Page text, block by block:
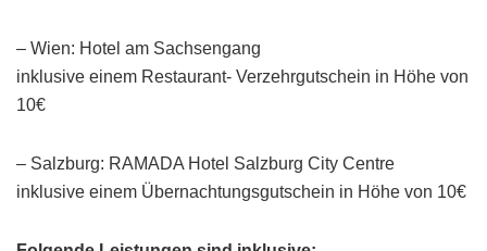
– Wien: Hotel am Sachsengang
inklusive einem Restaurant- Verzehrgutsche​in in Höhe von
10€
– Salzburg: RAMADA Hotel Salzburg City Centre
inklusive einem Übernachtungsg​utschein in Höhe von 10€